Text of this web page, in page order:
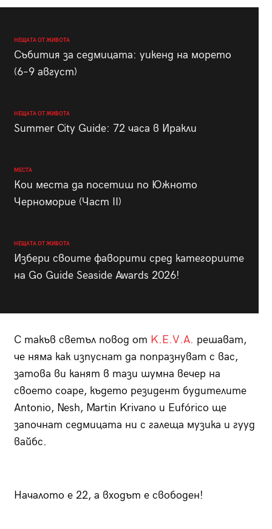
НЕЩАТА ОТ ЖИВОТА
Събития за седмицата: уикенд на морето
(6–9 август)
НЕЩАТА ОТ ЖИВОТА
Summer City Guide: 72 часа в Иракли
МЕСТА
Кои места да посетиш по Южното
Черноморие (Част II)
НЕЩАТА ОТ ЖИВОТА
Избери своите фаворити сред категориите
на Go Guide Seaside Awards 2026!
С такъв светъл повод от K.E.V.A. решават,
че няма как изпуснат да пoпразнуват с вас,
затова ви канят в тази шумна вечер на
своето соаре, където резидент будителите
Аntonio, Nesh, Martin Krivanо и Еufórico ще
започнат седмицата ни с галеща музика и гууд
вайбс.
Началото е 22, а входът е свободен!